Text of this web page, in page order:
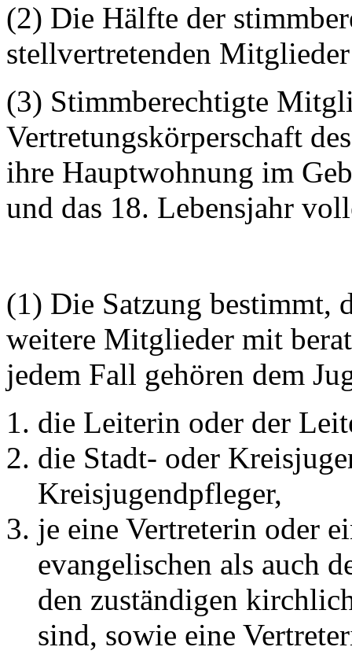
(2) Die Hälfte der
stellvertretenden
(3) Stimmberechtigte
Vertretungskörperschaft
ihre Hauptwohnung im
und das 18. Lebensjahr
(1) Die Satzung bestimmt,
weitere Mitglieder mit
jedem Fall gehören dem
die Leiterin oder der
die Stadt- oder
Kreisjugendpfleger,
je eine Vertreterin oder
evangelischen als auch
den zuständigen
sind, sowie eine